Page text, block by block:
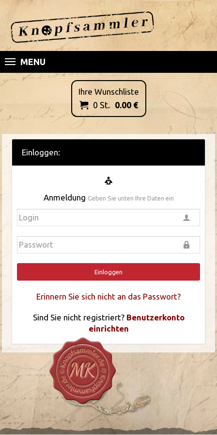
MENU
Ihre Wunschliste
 0 St. 0.00€
Einloggen:
Anmeldung Geben Sie unten Ihre Daten ein
Einloggen
Erinnern Sie sich nicht an das Passwort?
Sind Sie nicht registriert? Benutzerkonto
einrichten